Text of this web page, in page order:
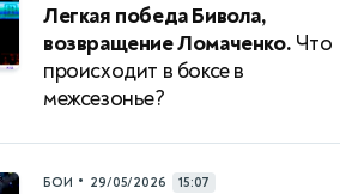
Легкая победа Бивола,
возвращение Ломаченко. Что
происходит в боксе в
межсезонье?
БОИ • 29/05/2026 15:07